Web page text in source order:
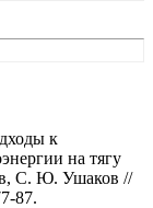
к
на тягу
С. Ю. Ушаков //
87.